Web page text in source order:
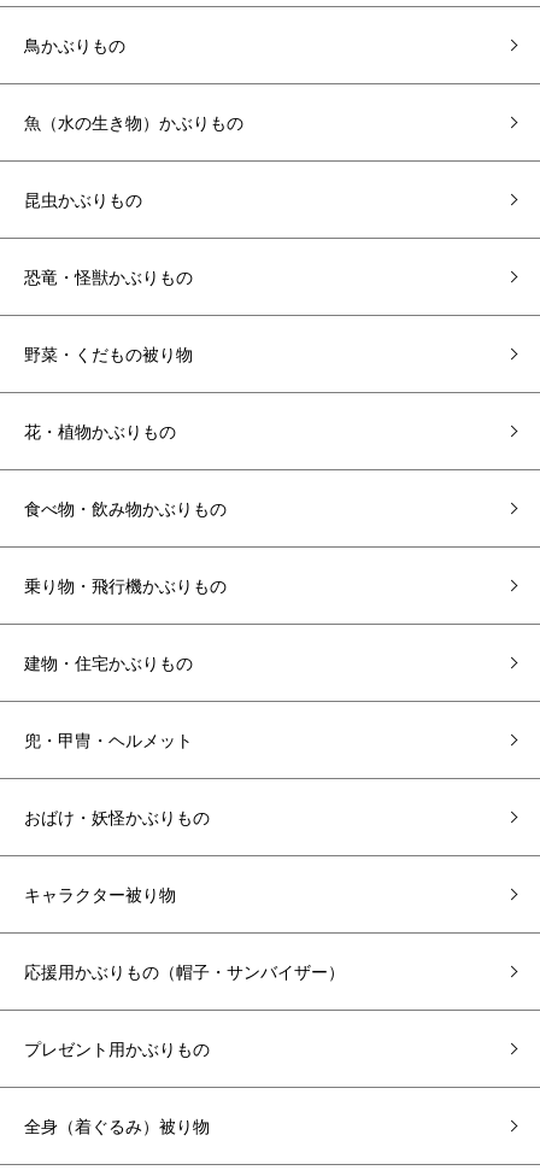
鳥かぶりもの
魚（水の生き物）かぶりもの
昆虫かぶりもの
恐竜・怪獣かぶりもの
野菜・くだもの被り物
花・植物かぶりもの
食べ物・飲み物かぶりもの
乗り物・飛行機かぶりもの
建物・住宅かぶりもの
兜・甲冑・ヘルメット
おばけ・妖怪かぶりもの
キャラクター被り物
応援用かぶりもの（帽子・サンバイザー）
プレゼント用かぶりもの
全身（着ぐるみ）被り物